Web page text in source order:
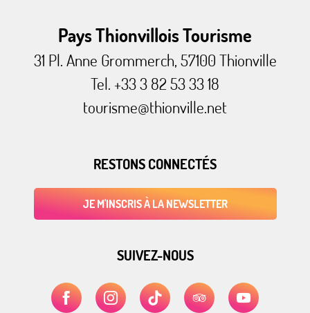
Pays Thionvillois Tourisme
31 Pl. Anne Grommerch, 57100 Thionville
Tel. +33 3 82 53 33 18
tourisme@thionville.net
RESTONS CONNECTÉS
JE M'INSCRIS À LA NEWSLETTER
SUIVEZ-NOUS